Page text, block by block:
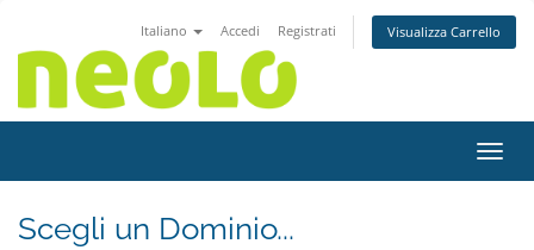
Italiano Accedi Registrati Visualizza Carrello
Scegli un Dominio...